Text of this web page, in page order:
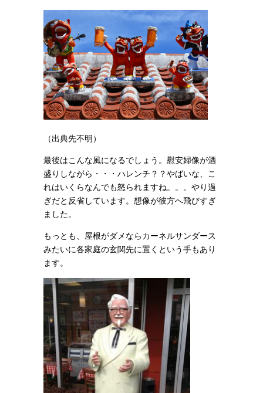
（出典先不明）
最後はこんな風になるでしょう。慰安婦像が酒
盛りしながら・・・ハレンチ？？やばいな、こ
れはいくらなんでも怒られますね。。。やり過
ぎだと反省しています。想像が彼方へ飛びすぎ
ました。
もっとも、屋根がダメならカーネルサンダース
みたいに各家庭の玄関先に置くという手もあり
ます。